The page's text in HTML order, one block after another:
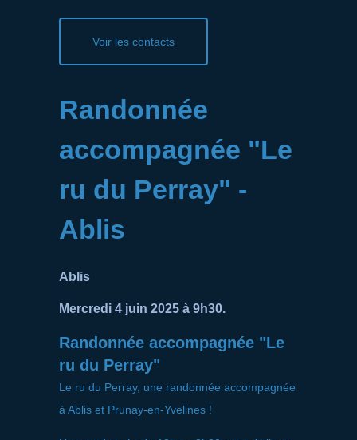
Voir les contacts
Randonnée
accompagnée "Le
ru du Perray" -
Ablis
Ablis
Mercredi 4 juin 2025 à 9h30.
Randonnée accompagnée "Le
ru du Perray"
Le ru du Perray, une randonnée accompagnée
à Ablis et Prunay-en-Yvelines !